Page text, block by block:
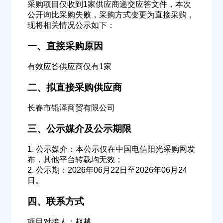
采购项目仅收到1家供应商递交应答文件，本次
公开询比采购失败，采购方式变更为直接采购，
现将相关情况公示如下：
一、直接采购原因
有效应答供应商仅有1家
二、拟直接采购供应商
长春市锟泽商贸有限公司
三、公示媒介及公示期限
1. 公示媒介：本公示仅在中国电信阳光采购网发
布，其他平台转载均无效；
2. 公示期：2026年06月22日至2026年06月24
日。
四、联系方式